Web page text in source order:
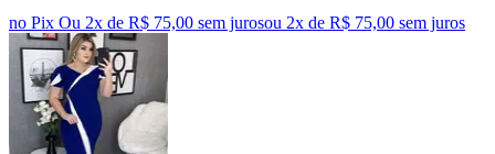
no Pix Ou 2x de R$ 75,00 sem jurosou 2x de R$ 75,00 sem juros